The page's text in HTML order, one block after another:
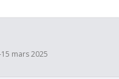
mars 2025